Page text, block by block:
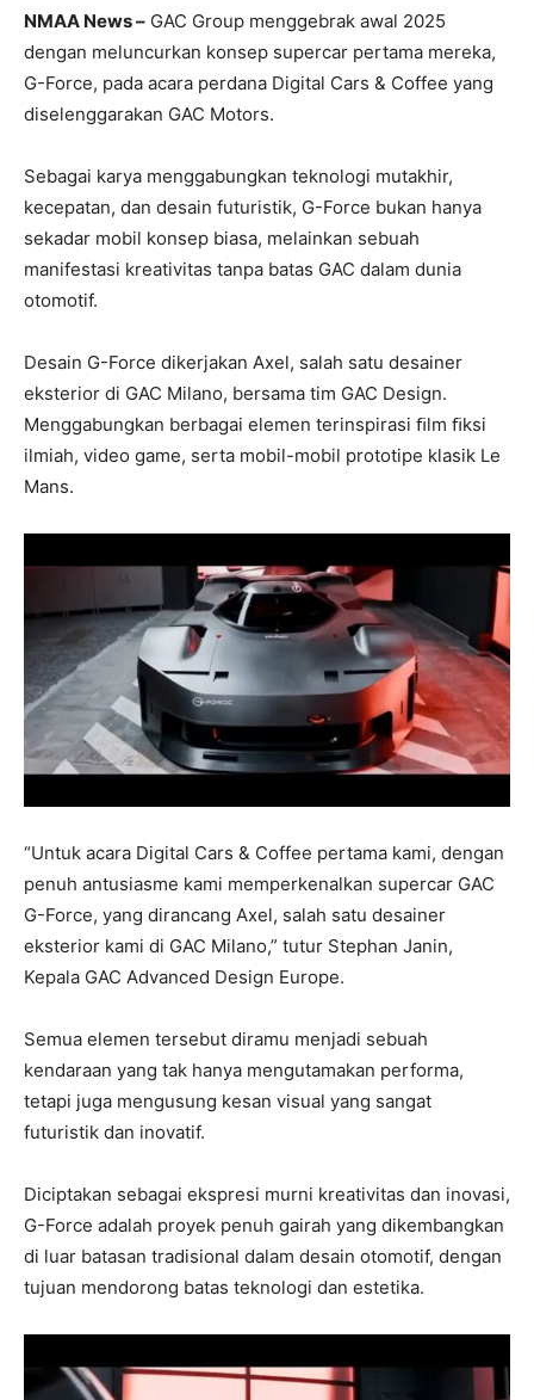
NMAA News – GAC Group menggebrak awal 2025
dengan meluncurkan konsep supercar pertama mereka,
G-Force, pada acara perdana Digital Cars & Coffee yang
diselenggarakan GAC Motors.
Sebagai karya menggabungkan teknologi mutakhir,
kecepatan, dan desain futuristik, G-Force bukan hanya
sekadar mobil konsep biasa, melainkan sebuah
manifestasi kreativitas tanpa batas GAC dalam dunia
otomotif.
Desain G-Force dikerjakan Axel, salah satu desainer
eksterior di GAC Milano, bersama tim GAC Design.
Menggabungkan berbagai elemen terinspirasi ﬁlm ﬁksi
ilmiah, video game, serta mobil-mobil prototipe klasik Le
Mans.
“Untuk acara Digital Cars & Coffee pertama kami, dengan
penuh antusiasme kami memperkenalkan supercar GAC
G-Force, yang dirancang Axel, salah satu desainer
eksterior kami di GAC Milano,” tutur Stephan Janin,
Kepala GAC Advanced Design Europe.
Semua elemen tersebut diramu menjadi sebuah
kendaraan yang tak hanya mengutamakan performa,
tetapi juga mengusung kesan visual yang sangat
futuristik dan inovatif.
Diciptakan sebagai ekspresi murni kreativitas dan inovasi,
G-Force adalah proyek penuh gairah yang dikembangkan
di luar batasan tradisional dalam desain otomotif, dengan
tujuan mendorong batas teknologi dan estetika.